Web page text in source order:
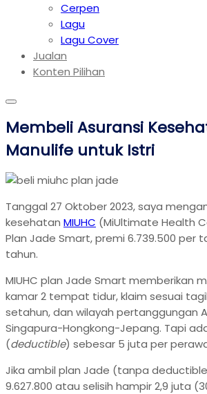
Cerpen
Lagu
Lagu Cover
Jualan
Konten Pilihan
Membeli Asuransi
Manulife untuk Istri
Tanggal 27 Oktober 2023, saya
kesehatan MIUHC (MiUltimate Health
Plan Jade Smart, premi 6.739.500 per
tahun.
MIUHC plan Jade Smart memberikan
kamar 2 tempat tidur, klaim sesuai
setahun, dan wilayah pertanggungan
Singapura-Hongkong-Jepang. Tapi
(deductible) sebesar 5 juta per
Jika ambil plan Jade (tanpa
9.627.800 atau selisih hampir 2,9 juta